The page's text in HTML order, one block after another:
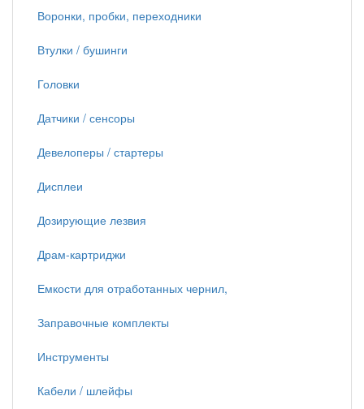
Воронки, пробки, переходники
Втулки / бушинги
Головки
Датчики / сенсоры
Девелоперы / стартеры
Дисплеи
Дозирующие лезвия
Драм-картриджи
Емкости для отработанных чернил,
Заправочные комплекты
Инструменты
Кабели / шлейфы